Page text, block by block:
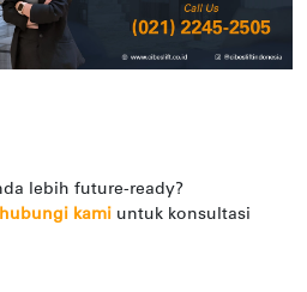
lebih future-ready?
hubungi kami untuk konsultasi